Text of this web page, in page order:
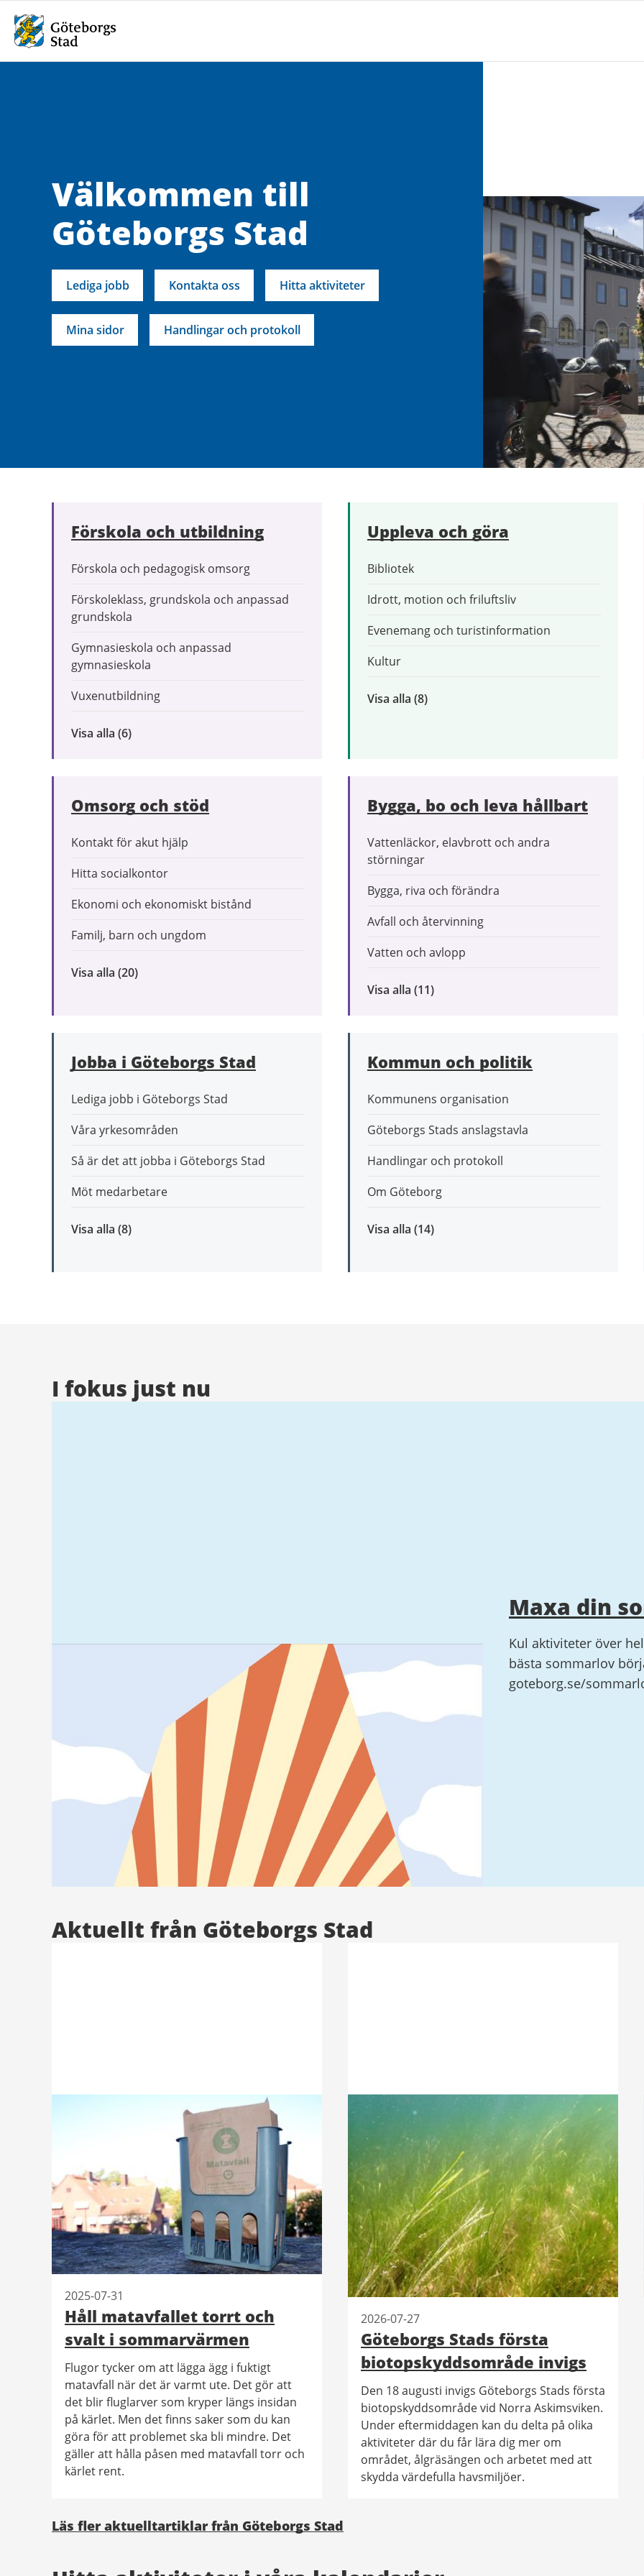
Välkommen till
Göteborgs Stad
Lediga jobb Kontakta oss Hitta aktiviteter
Mina sidor Handlingar och protokoll
Förskola och utbildning
Förskola och pedagogisk omsorg
Förskoleklass, grundskola och anpassad
grundskola
Gymnasieskola och anpassad
gymnasieskola
Vuxenutbildning
Visa alla inom
(6)
Uppleva och göra
Bibliotek
Idrott, motion och friluftsliv
Evenemang och turistinformation
Kultur
Visa alla inom
(8)
Omsorg och stöd
Kontakt för akut hjälp
Hitta socialkontor
Ekonomi och ekonomiskt bistånd
Familj, barn och ungdom
Visa alla inom
(20)
Bygga, bo och leva hållbart
Vattenläckor, elavbrott och andra
störningar
Bygga, riva och förändra
Avfall och återvinning
Vatten och avlopp
Visa alla inom
leva
hållbart
(11)
Jobba i Göteborgs Stad
Lediga jobb i Göteborgs Stad
Våra yrkesområden
Så är det att jobba i Göteborgs Stad
Möt medarbetare
Visa alla inom
(8)
Kommun och politik
Kommunens organisation
Göteborgs Stads anslagstavla
Handlingar och protokoll
Om Göteborg
Visa alla inom
(14)
I fokus just nu
Maxa din
Kul aktiviteter över
bästa sommarlov
goteborg.se/
Aktuellt från Göteborgs Stad
Håll matavfallet torrt och
svalt i sommarvärmen
2025-07-31
Flugor tycker om att lägga ägg i fuktigt
matavfall när det är varmt ute. Det gör att
det blir fluglarver som kryper längs insidan
på kärlet. Men det finns saker som du kan
göra för att problemet ska bli mindre. Det
gäller att hålla påsen med matavfall torr och
kärlet rent.
Göteborgs Stads första
biotopskyddsområde invigs
2026-07-27
Den 18 augusti invigs Göteborgs Stads första
biotopskyddsområde vid Norra Askimsviken.
Under eftermiddagen kan du delta på olika
aktiviteter där du får lära dig mer om
området, ålgräsängen och arbetet med att
skydda värdefulla havsmiljöer.
Läs fler aktuelltartiklar från Göteborgs Stad